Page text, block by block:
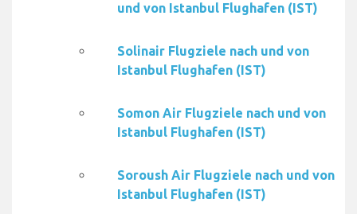
und von Istanbul Flughafen (IST)
Solinair Flugziele nach und von
Istanbul Flughafen (IST)
Somon Air Flugziele nach und von
Istanbul Flughafen (IST)
Soroush Air Flugziele nach und von
Istanbul Flughafen (IST)